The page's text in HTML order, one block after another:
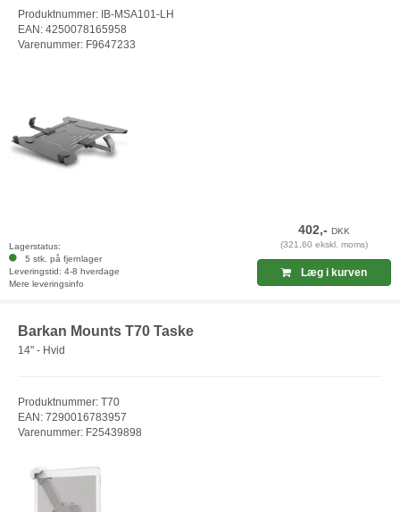
Produktnummer: IB-MSA101-LH
EAN: 4250078165958
Varenummer: F9647233
Lagerstatus:
5 stk. på fjernlager
Leveringstid: 4-8 hverdage
Mere leveringsinfo
402,-DKK
(321,60 ekskl. moms)
Læg i kurven
Barkan Mounts T70 Taske
14" - Hvid
Produktnummer: T70
EAN: 7290016783957
Varenummer: F25439898